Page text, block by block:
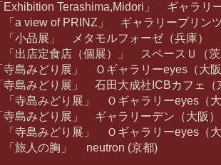
Terashima,Midori」 ギャラリ
of PRINZ」 ギャラリープリンツ
展」 メタモルフォーゼ（兵庫）
定食店（個展）」 スペースＵ（茨
島みどり展」 Ｏギャラリーeyes（大
島みどり展」 石田大成社ICBカフェ（
みどり展」 Ｏギャラリーeyes（大
島みどり展」 ギャラリーデン（大阪）
みどり展」 Ｏギャラリーeyes（大
の胸」 neutron (京都)